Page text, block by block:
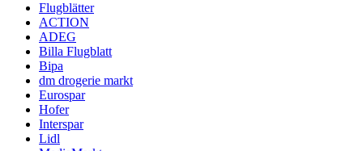
Flugblaetter.at
Flugblätter und Aktionen
Flugblätter
ACTION
ADEG
Billa Flugblatt
Bipa
dm drogerie markt
Eurospar
Hofer
Interspar
Lidl